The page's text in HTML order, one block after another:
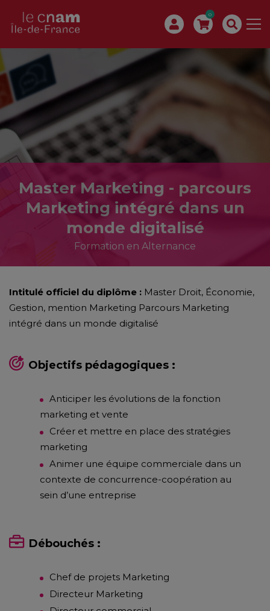
0
Master Marketing - parcours
Marketing intégré dans un
monde digitalisé
Formation en Alternance
Intitulé officiel du diplôme : Master Droit, Économie,
Gestion, mention Marketing Parcours Marketing
intégré dans un monde digitalisé
Objectifs pédagogiques :
Anticiper les évolutions de la fonction
marketing et vente
Créer et mettre en place des stratégies
marketing
Animer une équipe commerciale dans un
contexte de concurrence-coopération au
sein d’une entreprise
Débouchés :
Chef de projets Marketing
Directeur Marketing